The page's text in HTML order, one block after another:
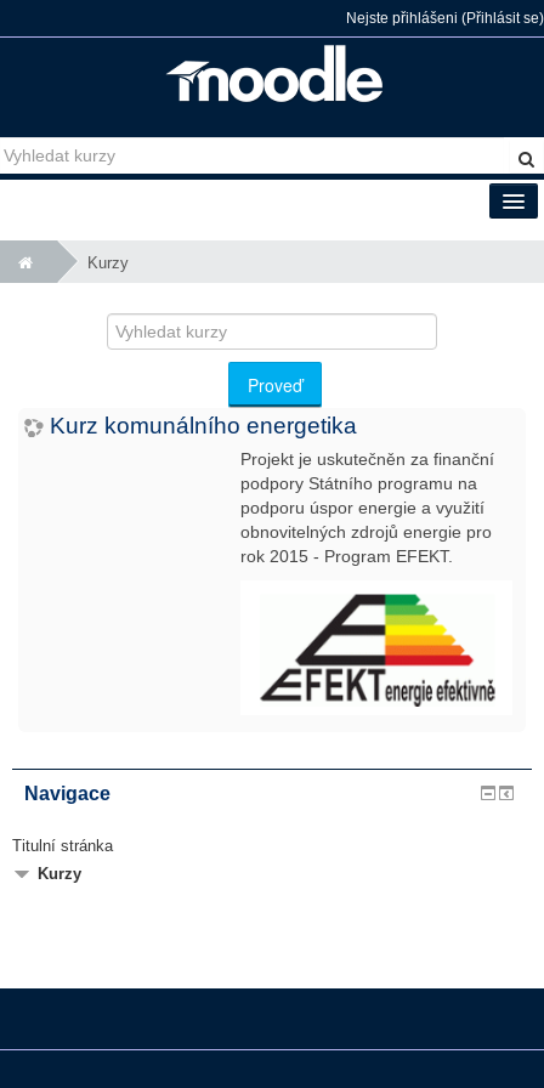
Nejste přihlášeni (Přihlásit se)
Čeština (cs)
Kurzy
Vyhledat
kurzy
Proveď
Kurz komunálního energetika
Projekt je uskutečněn za finanční
podpory Státního programu na
podporu úspor energie a využití
obnovitelných zdrojů energie pro
rok 2015 - Program EFEKT.
Navigace
Titulní stránka
Kurzy